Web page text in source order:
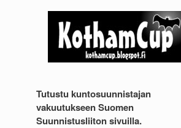
Tutustu kuntosuunnistajan
vakuutukseen Suomen
Suunnistusliiton sivuilla.